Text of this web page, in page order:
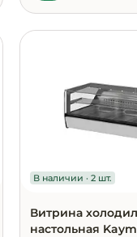
Витрина
настольная
В наличии · 2 шт.